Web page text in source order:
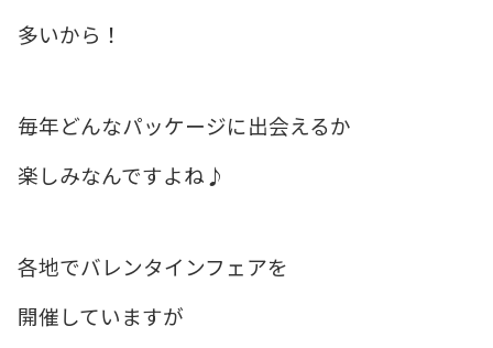
多いから！
毎年どんなパッケージに出会えるか
楽しみなんですよね♪
各地でバレンタインフェアを
開催していますが